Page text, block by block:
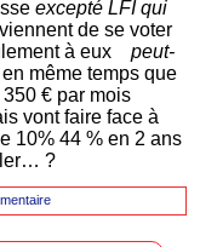
excepté LFI qui
de se voter
à euxpeut-
même temps que
€ par mois
vont faire face à
10% 44 % en 2 ans
?